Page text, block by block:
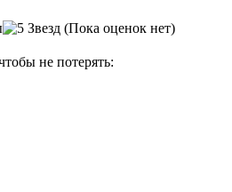
(Пока оценок нет)
не потерять: